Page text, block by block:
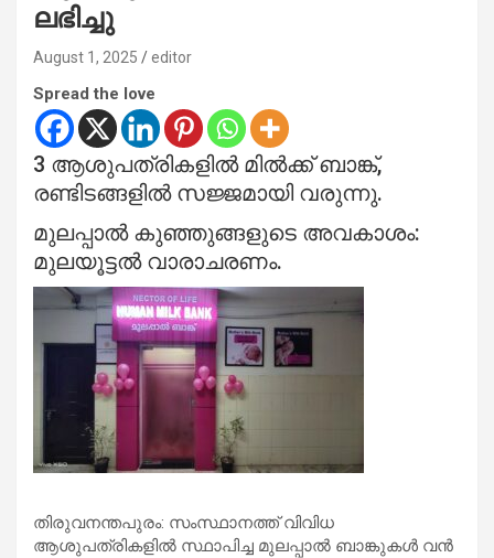
ലഭിച്ചു
August 1, 2025 editor
Spread the love
3 ആശുപത്രികളില്‍ മില്‍ക്ക് ബാങ്ക്,
രണ്ടിടങ്ങളില്‍ സജ്ജമായി വരുന്നു.
മുലപ്പാല്‍ കുഞ്ഞുങ്ങളുടെ അവകാശം:
മുലയൂട്ടല്‍ വാരാചരണം.
തിരുവനന്തപുരം: സംസ്ഥാനത്ത് വിവിധ
ആശുപത്രികളില്‍ സ്ഥാപിച്ച മുലപ്പാല്‍ ബാങ്കുകള്‍ വന്‍